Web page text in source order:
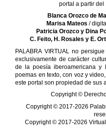
portal a partir del
Blanca Orozco de
Marisa Mateos /
Patricia Orozco y Dina
C. Feito, H. Rosales y E.
PALABRA VIRTUAL no
exclusivamente de carácter
de la poesía iberoamericana y
poemas en texto, con voz y
este portal son propiedad de sus
Copyright ©
Copyright © 2017-2026
Copyright © 2017-2026